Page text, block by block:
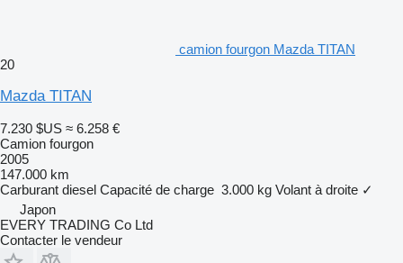
camion fourgon Mazda TITAN
20
Mazda TITAN
7.230 $US ≈ 6.258 €
Camion fourgon
2005
147.000 km
Carburant diesel Capacité de charge 3.000 kg Volant à droite ✓
Japon
EVERY TRADING Co Ltd
Contacter le vendeur